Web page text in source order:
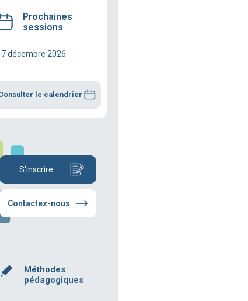
Prochaines
sessions
7 décembre 2026
le calendrier
S'inscrire
Contactez-nous
Méthodes
pédagogiques